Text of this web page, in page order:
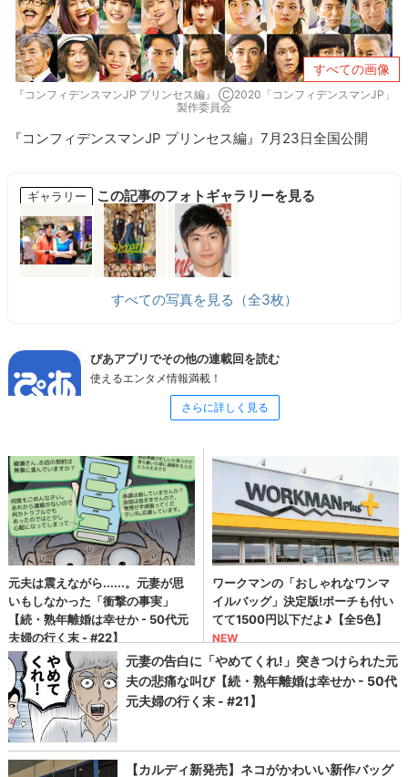
すべての画像
『コンフィデンスマンJP プリンセス編』 Ⓒ2020「コンフィデンスマンJP」
製作委員会
『コンフィデンスマンJP プリンセス編』7月23日全国公開
ギャラリー この記事のフォトギャラリーを見る
すべての写真を見る（全3枚）
ぴあアプリでその他の連載回を読む
使えるエンタメ情報満載！
さらに詳しく見る